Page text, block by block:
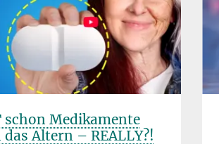
schon Medikamente
das Altern – REALLY?!